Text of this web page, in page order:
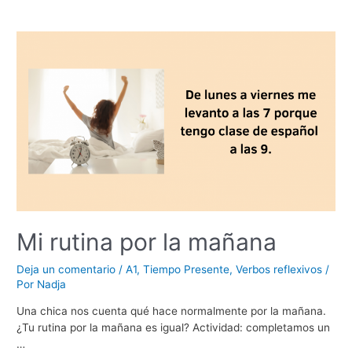
Mi rutina por la mañana
Deja un comentario /A1,Tiempo Presente,Verbos reflexivos /
Por Nadja
Una chica nos cuenta qué hace normalmente por la mañana.
¿Tu rutina por la mañana es igual? Actividad: completamos un
…